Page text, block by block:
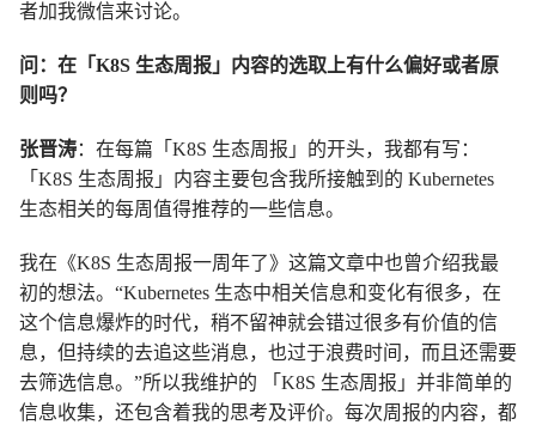
者加我微信来讨论。
问：在「K8S 生态周报」内容的选取上有什么偏好或者原
则吗？
张晋涛：在每篇「K8S 生态周报」的开头，我都有写：
「K8S 生态周报」内容主要包含我所接触到的 Kubernetes
生态相关的每周值得推荐的一些信息。
我在《K8S 生态周报一周年了》这篇文章中也曾介绍我最
初的想法。“Kubernetes 生态中相关信息和变化有很多，在
这个信息爆炸的时代，稍不留神就会错过很多有价值的信
息，但持续的去追这些消息，也过于浪费时间，而且还需要
去筛选信息。”所以我维护的 「K8S 生态周报」并非简单的
信息收集，还包含着我的思考及评价。每次周报的内容，都